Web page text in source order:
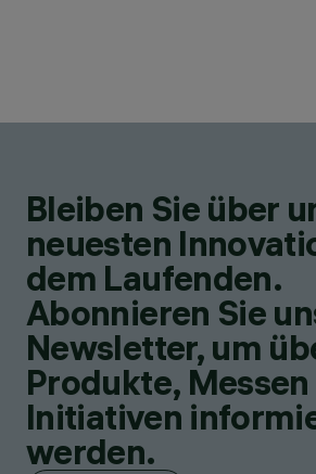
Bleiben Sie über
neuesten
dem Laufenden.
Abonnieren Sie
Newsletter, um
Produkte,
Initiativen
werden.